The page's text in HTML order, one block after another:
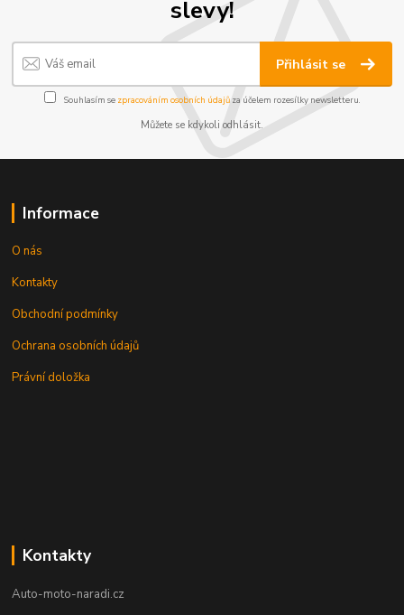
slevy!
Přihlásit se
Souhlasím se zpracováním osobních údajůza účelem rozesílky newsletteru.
Můžete se kdykoli odhlásit.
Informace
O nás
Kontakty
Obchodní podmínky
Ochrana osobních údajů
Právní doložka
Kontakty
Auto-moto-naradi.cz